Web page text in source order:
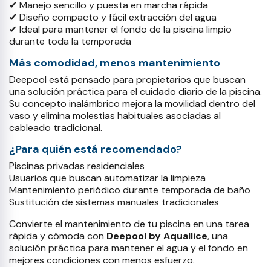
✔ Manejo sencillo y puesta en marcha rápida
✔ Diseño compacto y fácil extracción del agua
✔ Ideal para mantener el fondo de la piscina limpio
durante toda la temporada
Más comodidad, menos mantenimiento
Deepool está pensado para propietarios que buscan
una solución práctica para el cuidado diario de la piscina.
Su concepto inalámbrico mejora la movilidad dentro del
vaso y elimina molestias habituales asociadas al
cableado tradicional.
¿Para quién está recomendado?
Piscinas privadas residenciales
Usuarios que buscan automatizar la limpieza
Mantenimiento periódico durante temporada de baño
Sustitución de sistemas manuales tradicionales
Convierte el mantenimiento de tu piscina en una tarea
rápida y cómoda con Deepool by Aquallice, una
solución práctica para mantener el agua y el fondo en
mejores condiciones con menos esfuerzo.